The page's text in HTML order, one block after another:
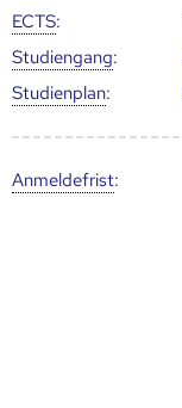
ECTS:
Studien­gang:
Studien­plan:
Anmelde­frist: